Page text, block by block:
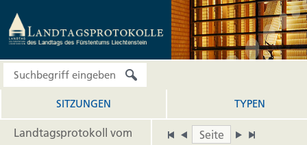
SITZUNGEN TYPEN
Landtagsprotokoll vom